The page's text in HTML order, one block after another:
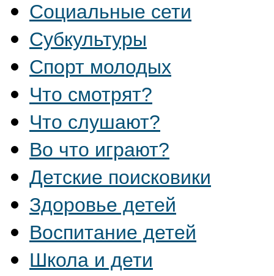
Социальные сети
Субкультуры
Спорт молодых
Что смотрят?
Что слушают?
Во что играют?
Детские поисковики
Здоровье детей
Воспитание детей
Школа и дети